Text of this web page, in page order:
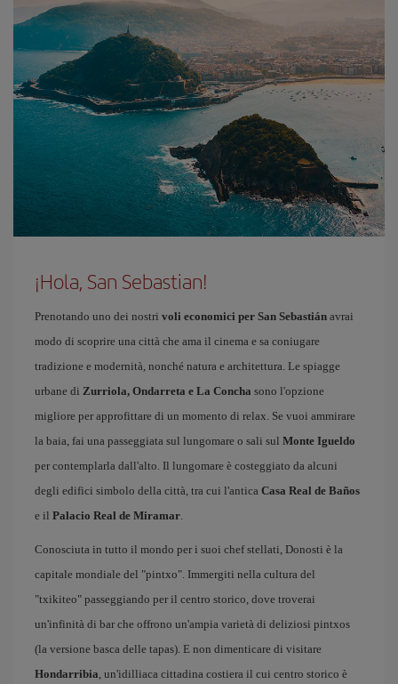
¡Hola, San Sebastian!
Prenotando uno dei nostri voli economici per San Sebastián avrai
modo di scoprire una città che ama il cinema e sa coniugare
tradizione e modernità, nonché natura e architettura. Le spiagge
urbane di Zurriola, Ondarreta e La Concha sono l'opzione
migliore per approfittare di un momento di relax. Se vuoi ammirare
la baia, fai una passeggiata sul lungomare o sali sul Monte Igueldo
per contemplarla dall'alto. Il lungomare è costeggiato da alcuni
degli edifici simbolo della città, tra cui l'antica Casa Real de Baños
e il Palacio Real de Miramar.
Conosciuta in tutto il mondo per i suoi chef stellati, Donosti è la
capitale mondiale del "pintxo". Immergiti nella cultura del
"txikiteo" passeggiando per il centro storico, dove troverai
un'infinità di bar che offrono un'ampia varietà di deliziosi pintxos
(la versione basca delle tapas). E non dimenticare di visitare
Hondarribia, un'idilliaca cittadina costiera il cui centro storico è